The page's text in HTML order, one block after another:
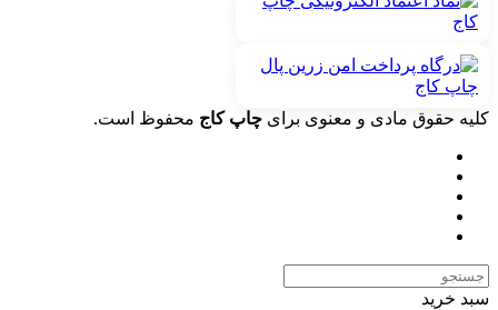
کلیه حقوق مادی و معنوی برای چاپ کاج محفوظ است.
سبد خرید